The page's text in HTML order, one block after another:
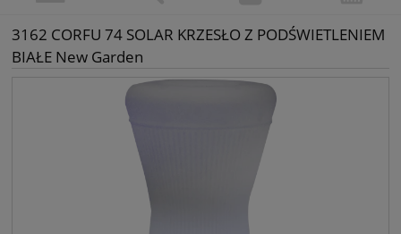
3162 CORFU 74 SOLAR KRZESŁO Z PODŚWIETLENIEM
BIAŁE New Garden